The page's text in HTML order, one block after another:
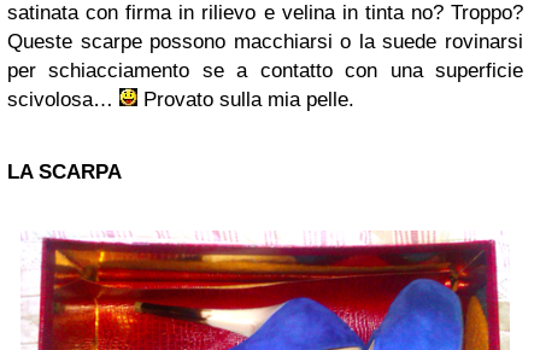
satinata con firma in rilievo e velina in tinta no? Troppo?
Queste scarpe possono macchiarsi o la suede rovinarsi
per schiacciamento se a contatto con una superficie
scivolosa…
Provato sulla mia pelle.
LA SCARPA